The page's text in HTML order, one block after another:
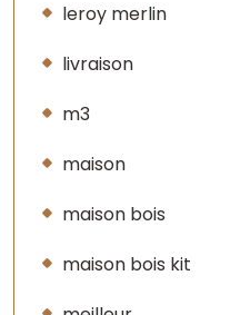
leroy merlin
livraison
m3
maison
maison bois
maison bois kit